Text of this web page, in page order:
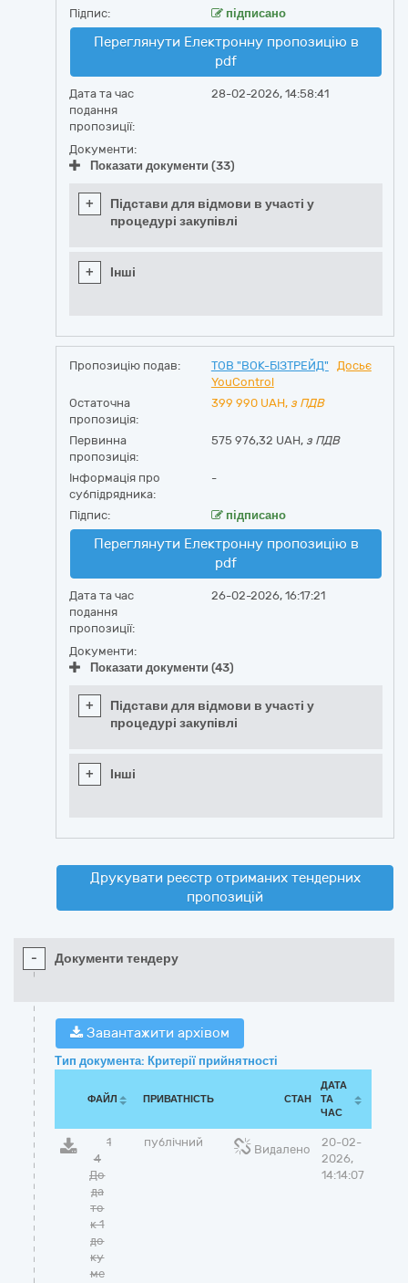
Підпис: підписано
Переглянути Електронну пропозицію в
pdf
Дата та час
подання
пропозиції:
28-02-2026, 14:58:41
Документи:
Показати документи (33)
+
Підстави для відмови в участі у
процедурі закупівлі
+ Інші
Пропозицію подав: ТОВ "ВОК-БІЗТРЕЙД"
Досьє
YouControl
Остаточна
пропозиція:
399 990 UAH, з ПДВ
Первинна
пропозиція:
575 976,32 UAH, з ПДВ
Інформація про
субпідрядника:
-
Підпис: підписано
Переглянути Електронну пропозицію в
pdf
Дата та час
подання
пропозиції:
26-02-2026, 16:17:21
Документи:
Показати документи (43)
+
Підстави для відмови в участі у
процедурі закупівлі
+ Інші
Друкувати реєстр отриманих тендерних
пропозицій
- Документи тендеру
Завантажити архівом
Тип документа: Критерії прийнятності
ФАЙЛ ПРИВАТНІСТЬ СТАН
ДАТА
ТА
ЧАС
1
4
До
да
то
к 1
до
ку
ме
публічний
Видалено
20-02-
2026,
14:14:07